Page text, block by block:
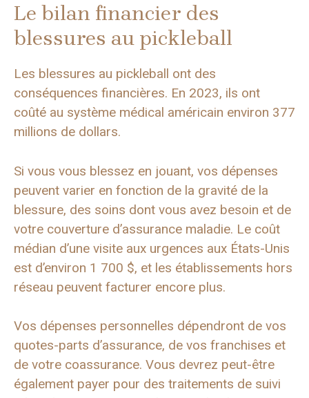
Le bilan financier des
blessures au pickleball
Les blessures au pickleball ont des
conséquences financières. En 2023, ils ont
coûté au système médical américain environ 377
millions de dollars.
Si vous vous blessez en jouant, vos dépenses
peuvent varier en fonction de la gravité de la
blessure, des soins dont vous avez besoin et de
votre couverture d’assurance maladie. Le coût
médian d’une visite aux urgences aux États-Unis
est d’environ 1 700 $, et les établissements hors
réseau peuvent facturer encore plus.
Vos dépenses personnelles dépendront de vos
quotes-parts d’assurance, de vos franchises et
de votre coassurance. Vous devrez peut-être
également payer pour des traitements de suivi